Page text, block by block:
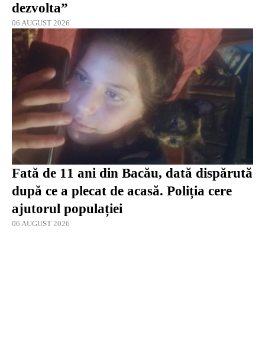
dezvolta”
06 AUGUST 2026
Fată de 11 ani din Bacău, dată dispărută
după ce a plecat de acasă. Poliția cere
ajutorul populației
06 AUGUST 2026